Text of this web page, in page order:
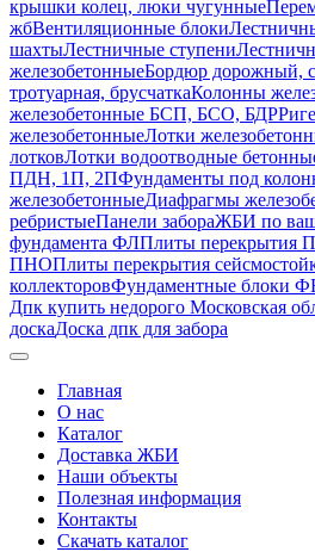
крышки колец, люки чугунные
жбВентиляционные блоки
шахтыЛестничные ступени
железобетонныеБордюр дорожный,
тротуарная, брусчаткаКолонны
железобетонные БСП, БСО, БДР
железобетонныеЛотки
лотковЛотки водоотводные
ПДН, 1П, 2ПФундаменты под
железобетонныеДиафрагмы
ребристыеПанели забораЖБИ по
фундамента ФЛПлиты перекрытия
ПНОПлиты перекрытия
коллекторовФундаментные блоки
Дпк купить недорого Московская
доскаДоска дпк для забора
Главная
О нас
Каталог
Доставка ЖБИ
Наши объекты
Полезная информация
Контакты
Скачать каталог